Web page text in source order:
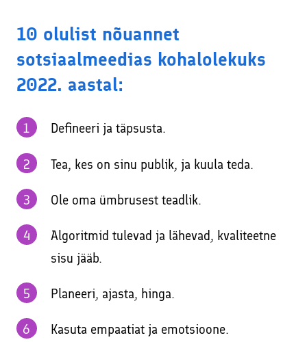
10 olulist nõuannet
sotsiaalmeedias kohalolekuks
2022. aastal:
Defineeri ja täpsusta.
Tea, kes on sinu publik, ja kuula teda.
Ole oma ümbrusest teadlik.
Algoritmid tulevad ja lähevad, kvaliteetne
sisu jääb.
Planeeri, ajasta, hinga.
Kasuta empaatiat ja emotsioone.